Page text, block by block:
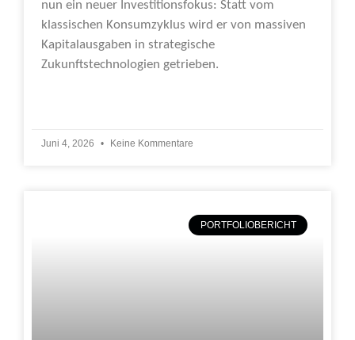
nun ein neuer Investitionsfokus: Statt vom
klassischen Konsumzyklus wird er von massiven
Kapitalausgaben in strategische
Zukunftstechnologien getrieben.
Juni 4, 2026 Keine Kommentare
PORTFOLIOBERICHT